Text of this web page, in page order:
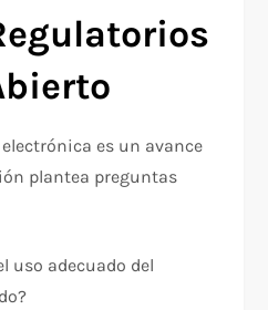
es un avance
plantea preguntas
uso adecuado del